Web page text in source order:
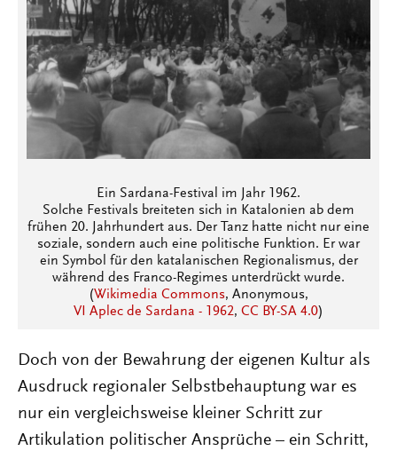
Ein Sardana-Festival im Jahr 1962.
Solche Festivals breiteten sich in Katalonien ab dem
frühen 20. Jahrhundert aus. Der Tanz hatte nicht nur eine
soziale, sondern auch eine politische Funktion. Er war
ein Symbol für den katalanischen Regionalismus, der
während des Franco-Regimes unterdrückt wurde.
(Wikimedia Commons, Anonymous,
VI Aplec de Sardana - 1962, CC BY-SA 4.0)
Doch von der Bewahrung der eigenen Kultur als
Ausdruck regionaler Selbstbehauptung war es
nur ein vergleichsweise kleiner Schritt zur
Artikulation politischer Ansprüche – ein Schritt,